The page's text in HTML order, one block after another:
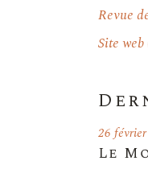
Revue
Site web
Le
26